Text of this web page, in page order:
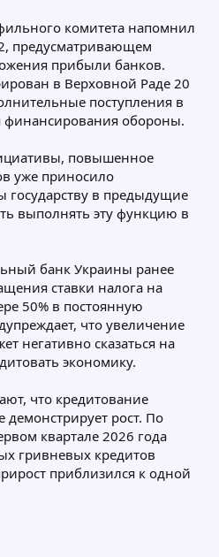
комитета напомнил
предусматривающем
прибыли банков.
в Верховной Раде 20
поступления в
финансирования обороны.
повышенное
уже приносило
государству в предыдущие
выполнять эту функцию в
банк Украины ранее
ставки налога на
50% в постоянную
что увеличение
негативно сказаться на
экономику.
что кредитование
демонстрирует рост. По
квартале 2026 года
гривневых кредитов
приблизился к одной